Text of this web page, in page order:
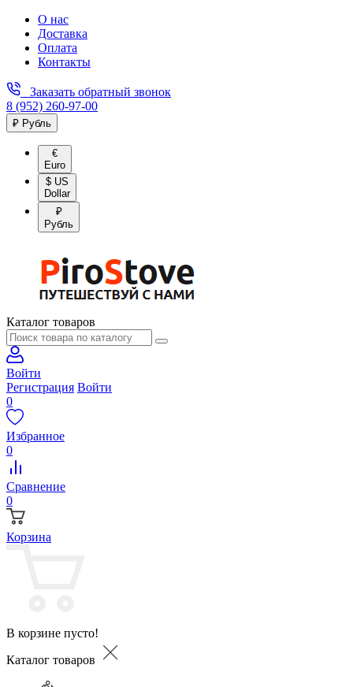
О нас
Доставка
Оплата
Контакты
Заказать обратный звонок
8 (952) 260-97-00
₽ Рубль
€
Euro
$ US
Dollar
₽
Рубль
Каталог товаров
Войти
Регистрация Войти
0
Избранное
0
Сравнение
0
Корзина
В корзине пусто!
Каталог товаров